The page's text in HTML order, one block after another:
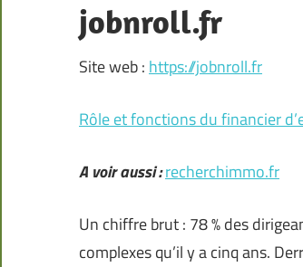
jobnroll.fr
Site web : https://jobnroll.fr
Rôle et fonctions du financier
A voir aussi :recherchimmo.fr
Un chiffre brut : 78 % des
complexes qu’il y a cinq ans.